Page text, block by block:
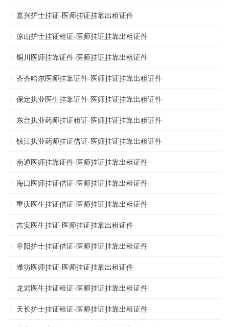
嘉兴护士挂证-医师挂证挂靠出租证件
凉山护士挂证租证-医师挂证挂靠出租证件
铜川医师挂靠证件-医师挂证挂靠出租证件
齐齐哈尔医师挂靠证件-医师挂证挂靠出租证件
保定执业医生挂靠证件-医师挂证挂靠出租证件
东台执业药师挂证租证-医师挂证挂靠出租证件
镇江执业药师挂证借证-医师挂证挂靠出租证件
南通医师挂靠证件-医师挂证挂靠出租证件
海口医师挂证借证-医师挂证挂靠出租证件
重庆医生挂证借证-医师挂证挂靠出租证件
吉安医生挂证-医师挂证挂靠出租证件
阜阳护士挂证借证-医师挂证挂靠出租证件
潍坊医师挂证-医师挂证挂靠出租证件
龙岩医生挂证租证-医师挂证挂靠出租证件
天长护士挂证租证-医师挂证挂靠出租证件